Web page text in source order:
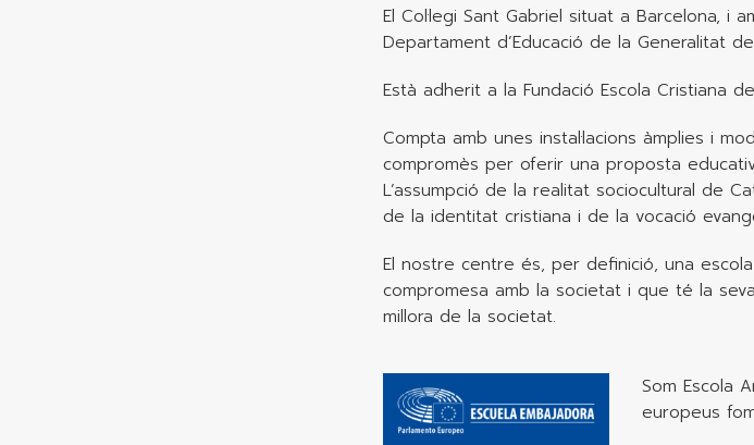
El Col·legi Sant Gabriel situat a Barcelona,
Departament d’Educació de la Generalitat
Està adherit a la Fundació Escola Cristiana de
Compta amb unes instal·lacions àmplies i
compromès per oferir una proposta
L’assumpció de la realitat sociocultural de
de la identitat cristiana i de la vocació
El nostre centre és, per definició, una
compromesa amb la societat i que té la
millora de la societat.
Som Escola
europeus